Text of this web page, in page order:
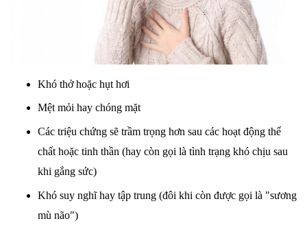
Khó thở hoặc hụt hơi
Mệt mỏi hay chóng mặt
Các triệu chứng sẽ trầm trọng hơn sau các hoạt động thể
chất hoặc tinh thần (hay còn gọi là tình trạng khó chịu sau
khi gắng sức)
Khó suy nghĩ hay tập trung (đôi khi còn được gọi là "sương
mù não")